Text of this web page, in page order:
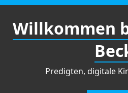
Zum
springen
Willkommen
Predigten, digitale